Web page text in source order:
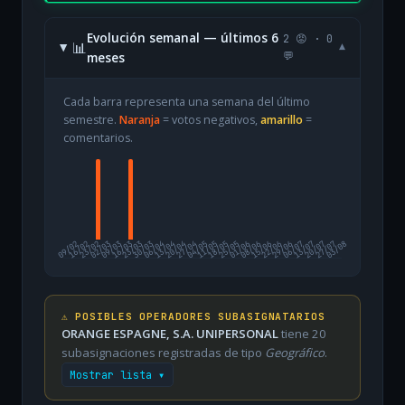
📊
Evolución semanal — últimos 6
meses
2 😡 · 0
💬
▾
Cada barra representa una semana del último
semestre. Naranja= votos negativos, amarillo =
comentarios.
09/02
16/0223/0202/0309/0316/0323/0330/0306/0413/0420/0427/0404/0511/0518/0525/0501/0608/0615/0622/0629/0606/0713/0720/0727/07
03/08
⚠️ POSIBLES OPERADORES SUBASIGNATARIOS
ORANGE ESPAGNE, S.A. UNIPERSONALtiene 20
subasignaciones registradas de tipo Geográfico.
Mostrar lista ▾